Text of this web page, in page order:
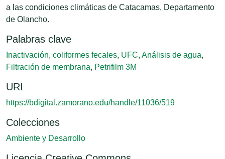
a las condiciones climáticas de Catacamas, Departamento
de Olancho.
Palabras clave
Inactivación, coliformes fecales, UFC, Análisis de agua,
Filtración de membrana, Petrifilm 3M
URI
https://bdigital.zamorano.edu/handle/11036/519
Colecciones
Ambiente y Desarrollo